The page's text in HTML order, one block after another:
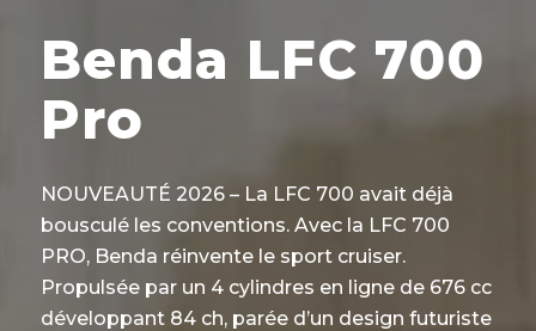
Benda LFC 700
Pro
NOUVEAUTÉ 2026 – La LFC 700 avait déjà
bousculé les conventions. Avec la LFC 700
PRO, Benda réinvente le sport cruiser.
Propulsée par un 4 cylindres en ligne de 676 cc
développant 84 ch, parée d’un design futuriste